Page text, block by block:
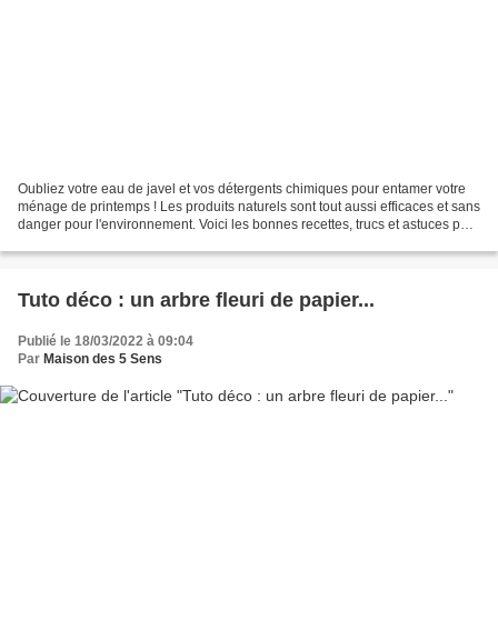
Oubliez votre eau de javel et vos détergents chimiques pour entamer votre
ménage de printemps ! Les produits naturels sont tout aussi efficaces et sans
danger pour l'environnement. Voici les bonnes recettes, trucs et astuces pour
Tuto déco : un arbre fleuri de papier...
Publié le 18/03/2022 à 09:04
Par Maison des 5 Sens